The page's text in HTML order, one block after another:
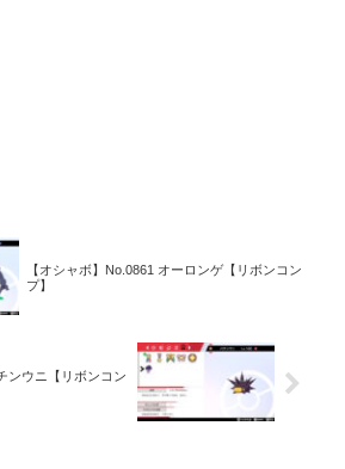
【オシャボ】No.0861 オーロンゲ【リボンコン
プ】
ンウニ【リボンコン